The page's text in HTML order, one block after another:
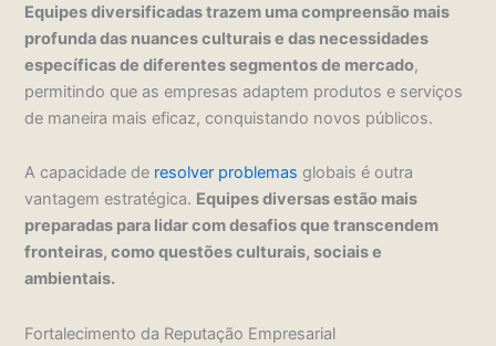
Equipes diversificadas trazem uma compreensão mais
profunda das nuances culturais e das necessidades
específicas de diferentes segmentos de mercado,
permitindo que as empresas adaptem produtos e serviços
de maneira mais eficaz, conquistando novos públicos.
A capacidade de resolver problemas globais é outra
vantagem estratégica. Equipes diversas estão mais
preparadas para lidar com desafios que transcendem
fronteiras, como questões culturais, sociais e
ambientais.
Fortalecimento da Reputação Empresarial